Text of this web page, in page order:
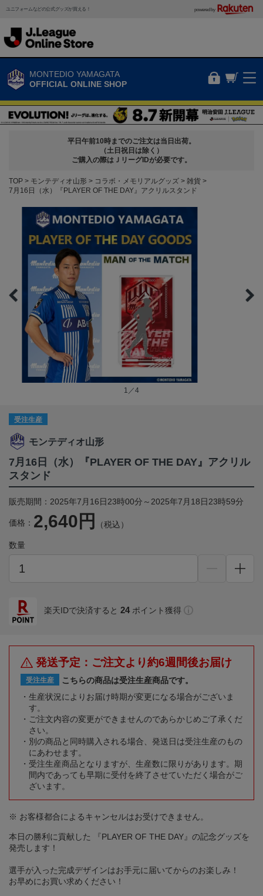
ユニフォームなどの公式グッズが買える！ powered by
MONTEDIO YAMAGATA
OFFICIAL ONLINE SHOP
平日午前10時までのご注文は当日出荷。
（土日祝日は除く）
ご購入の際はＪリーグIDが必要です。
TOP モンテディオ山形 コラボ・メモリアルグッズ
雑貨
7月16日（水）『PLAYER OF THE DAY』アクリルスタンド
1／4
受注生産
モンテディオ山形
7月16日（水）『PLAYER OF THE DAY』アクリル
スタンド
販売期間：2025年7月16日23時00分～2025年7月18日23時59分
価格： 2,640円 （税込）
数量
楽天IDで決済すると 24 ポイント獲得
発送予定：ご注文より約6週間後お届け
受注生産
こちらの商品は受注生産商品です。
生産状況によりお届け時期が変更になる場合がございま
す。
ご注文内容の変更ができませんのであらかじめご了承くだ
さい。
別の商品と同時購入される場合、発送日は受注生産のもの
にあわせます。
受注生産商品となりますが、生産数に限りがあります。期
間内であっても早期に受付を終了させていただく場合がご
ざいます。
※ お客様都合によるキャンセルはお受けできません。
本日の勝利に貢献した 『PLAYER OF THE DAY』の記念グッズを
発売します！
選手が入った完成デザインはお手元に届いてからのお楽しみ！
お早めにお買い求めください！